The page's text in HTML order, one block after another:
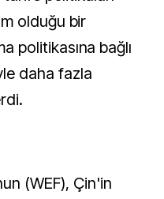
olduğu bir
politikasına bağlı
daha fazla
(WEF), Çin'in